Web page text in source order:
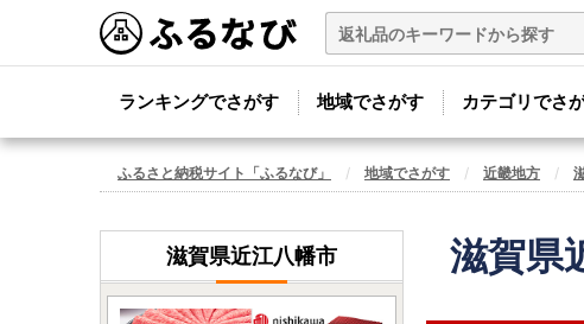
ランキングでさがす 地域でさがす カテゴリでさ
ふるさと納税サイト「ふるなび」 地域でさがす 近畿地方
滋賀県
滋賀県近江八幡市